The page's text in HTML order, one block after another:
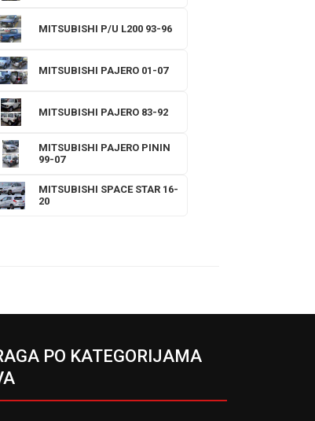
MITSUBISHI P/U L200 93-96
MITSUBISHI PAJERO 01-07
MITSUBISHI PAJERO 83-92
MITSUBISHI PAJERO PININ
99-07
MITSUBISHI SPACE STAR 16-
20
PO KATEGORIJAMA